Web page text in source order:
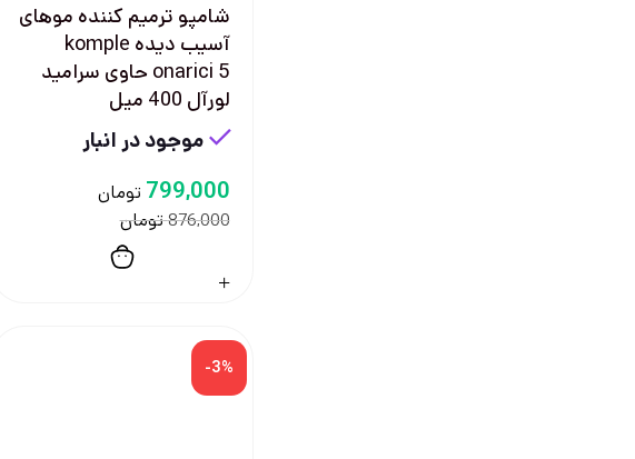
شامپو ترميم كننده موهای
آسيب ديده komple
onarici 5 حاوی سراميد
لورآل 400 ميل
موجود در انبار
876,000تومان
799,000 تومان
-3%